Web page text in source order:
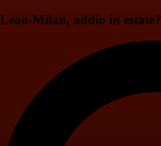
Leao-Milan, addio in estate?